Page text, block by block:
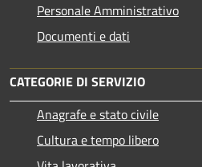
Personale Amministrativo
Documenti e dati
CATEGORIE DI SERVIZIO
Anagrafe e stato civile
Cultura e tempo libero